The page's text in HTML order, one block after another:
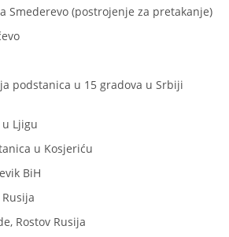
Smederevo (postrojenje za pretakanje)
podstanica u 15 gradova u Srbiji
Ljigu
u Kosjeriću
BiH
Rostov Rusija